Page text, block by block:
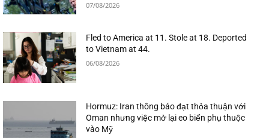
07/08/2026
Fled to America at 11. Stole at 18. Deported
to Vietnam at 44.
06/08/2026
Hormuz: Iran thông báo đạt thỏa thuận với
Oman nhưng việc mở lại eo biển phụ thuộc
vào Mỹ